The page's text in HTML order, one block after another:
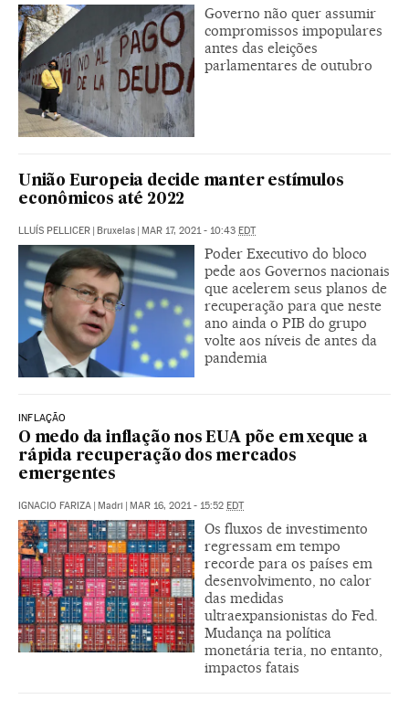
Governo não quer assumir
compromissos impopulares
antes das eleições
parlamentares de outubro
União Europeia decide manter estímulos
econômicos até 2022
LLUÍS PELLICER | Bruxelas | MAR 17, 2021 - 10:43 EDT
Poder Executivo do bloco
pede aos Governos nacionais
que acelerem seus planos de
recuperação para que neste
ano ainda o PIB do grupo
volte aos níveis de antes da
pandemia
INFLAÇÃO
O medo da inflação nos EUA põe em xeque a
rápida recuperação dos mercados
emergentes
IGNACIO FARIZA | Madri | MAR 16, 2021 - 15:52 EDT
Os fluxos de investimento
regressam em tempo
recorde para os países em
desenvolvimento, no calor
das medidas
ultraexpansionistas do Fed.
Mudança na política
monetária teria, no entanto,
impactos fatais